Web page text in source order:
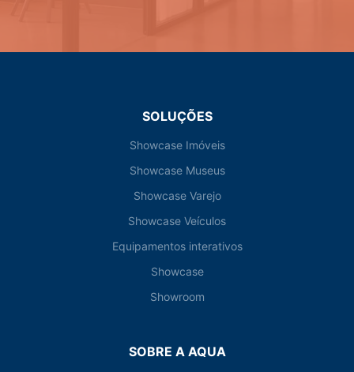
SOLUÇÕES
Showcase Imóveis
Showcase Museus
Showcase Varejo
Showcase Veículos
Equipamentos interativos
Showcase
Showroom
SOBRE A AQUA